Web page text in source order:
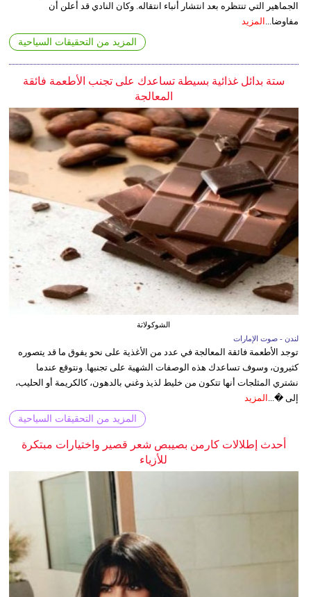
الجماهير التي تنتظره بعد انتشار أنباء انتقاله. وكان النادي قد أعلن أن
مفاوضا... المزيد
المزيد من التحقيقات السياحية
ستة بدائل غذائية بسيطة تساعدك على تجنب الأطعمة فائقة
المعالجة
الشوكولاتة
لندن - صوت الإمارات
توجد الأطعمة فائقة المعالجة في عدد من الأغذية على نحو يفوق ما قد يتصوره
كثيرون، وسوف تساعدك هذه الوصفات الشهية على تجنبها. ونتوقع عندما
نشتري المثلجات أنها تتكون من خليط لذيذ وغني بالدهون، كالكريمة أو الحليب،
إلى �...
المزيد
المزيد من التحقيقات السياحية
أحدث إطلالات كارمن بصيبص شعر قصير واختيارات مبتكرة
للأزياء